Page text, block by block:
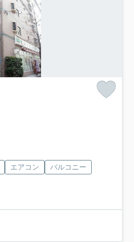
エアコン
バルコニー